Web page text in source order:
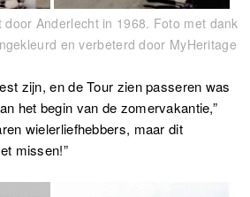
Anderlecht in 1968. Foto met dank
en verbeterd door MyHeritage
zijn, en de Tour zien passeren was
het begin van de zomervakantie,”
wielerliefhebbers, maar dit
missen!”